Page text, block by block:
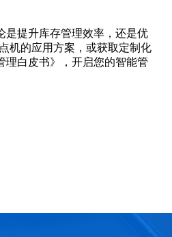
是提升库存管理效率，还是优
机的应用方案，或获取定制化
理白皮书》，开启您的智能管